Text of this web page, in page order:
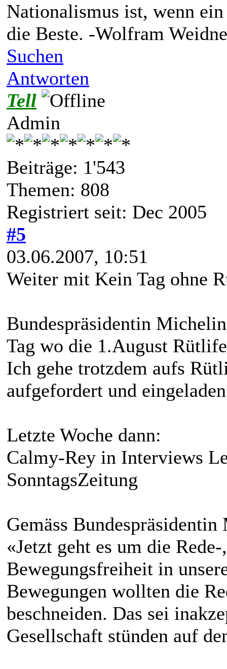
Nationalismus ist, wenn
die Beste. -Wolfram
Suchen
Antworten
Tell
Admin
Beiträge: 1'543
Themen: 808
Registriert seit: Dec 2005
#5
03.06.2007, 10:51
Weiter mit Kein Tag ohne
Bundespräsidentin
Tag wo die 1.August
Ich gehe trotzdem aufs
aufgefordert und
Letzte Woche dann:
Calmy-Rey in Interviews
SonntagsZeitung
Gemäss
«Jetzt geht es um die
Bewegungsfreiheit in
Bewegungen wollten die
beschneiden. Das sei
Gesellschaft stünden auf